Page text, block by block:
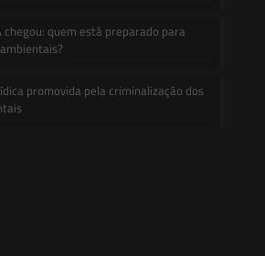
chegou: quem está preparado para
promovida pela criminalização dos